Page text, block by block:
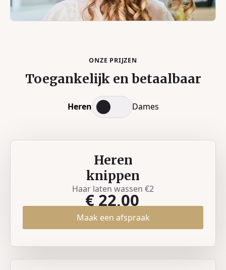
ONZE PRIJZEN
Toegankelijk en betaalbaar
Heren Dames
Heren
knippen
Haar laten wassen €2
€ 22,00
Maak een afspraak